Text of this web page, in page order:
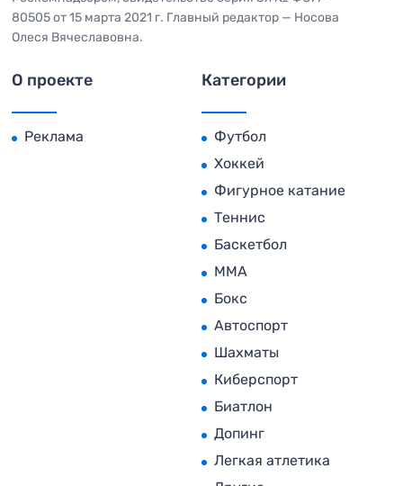
80505 от 15 марта 2021 г. Главный редактор — Носова
Олеся Вячеславовна.
О проекте
Реклама
Категории
Футбол
Хоккей
Фигурное катание
Теннис
Баскетбол
MMA
Бокс
Автоспорт
Шахматы
Киберспорт
Биатлон
Допинг
Легкая атлетика